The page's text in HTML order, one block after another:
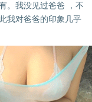
。我没见过爸爸 ，不
我对爸爸的印象几乎